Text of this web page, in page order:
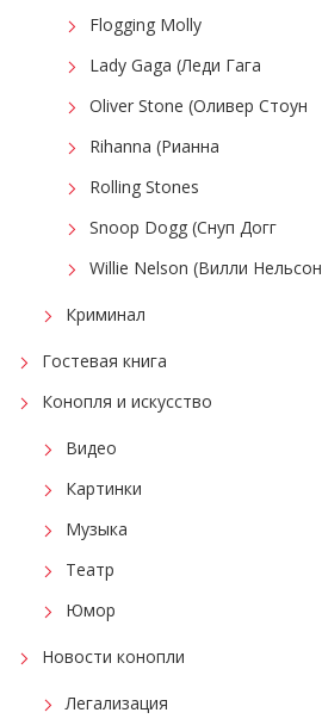
Flogging Molly
Lady Gaga (Леди Гага
Oliver Stone (Оливер Стоун
Rihanna (Рианна
Rolling Stones
Snoop Dogg (Снуп Догг
Willie Nelson (Вилли Нельсон
Криминал
Гостевая книга
Конопля и искусство
Видео
Картинки
Музыка
Театр
Юмор
Новости конопли
Легализация